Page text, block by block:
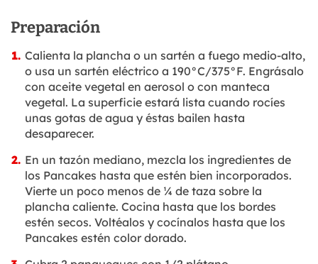
Preparación
Calienta la plancha o un sartén a fuego medio-alto,
o usa un sartén eléctrico a 190°C/375°F. Engrásalo
con aceite vegetal en aerosol o con manteca
vegetal. La superficie estará lista cuando rocíes
unas gotas de agua y éstas bailen hasta
desaparecer.
En un tazón mediano, mezcla los ingredientes de
los Pancakes hasta que estén bien incorporados.
Vierte un poco menos de ¼ de taza sobre la
plancha caliente. Cocina hasta que los bordes
estén secos. Voltéalos y cocínalos hasta que los
Pancakes estén color dorado.